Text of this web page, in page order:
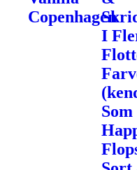
Copenhagen
I
Som